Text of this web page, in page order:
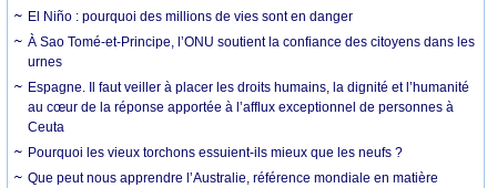
El Niño : pourquoi des millions de vies sont en danger
À Sao Tomé-et-Principe, l’ONU soutient la confiance des citoyens dans les
urnes
Espagne. Il faut veiller à placer les droits humains, la dignité et l’humanité
au cœur de la réponse apportée à l’afflux exceptionnel de personnes à
Ceuta
Pourquoi les vieux torchons essuient-ils mieux que les neufs ?
Que peut nous apprendre l’Australie, référence mondiale en matière